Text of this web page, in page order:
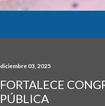
diciembre 03, 2025
FORTALECE
PÚBLICA